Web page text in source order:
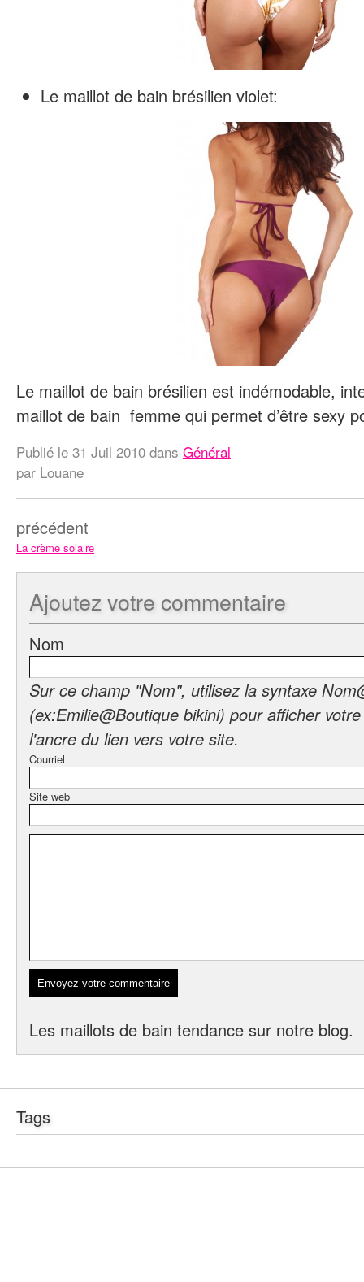
Le maillot de bain brésilien violet:
Le maillot de bain brésilien est indémodable,
maillot de bain femme qui permet d’être sexy
Publié le 31 Juil 2010 dans Général
par Louane
précédent
La crème solaire
Ajoutezvotre commentaire
Nom
Sur ce champ "Nom", utilisez la syntaxe
(ex:Emilie@Boutique bikini) pour afficher
l'ancre du lien vers votre site.
Courriel
Site web
Les maillots de bain tendance sur notre blog.
Tags